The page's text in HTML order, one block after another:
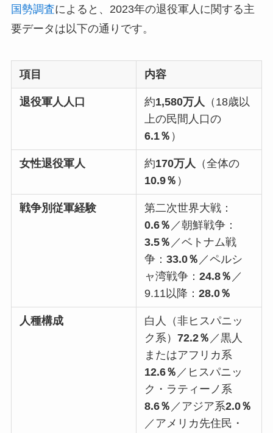
国勢調査によると、2023年の退役軍人に関する主
要データは以下の通りです。
項目 内容
退役軍人人口 約1,580万人
（18歳以
上の民間人口の
6.1％ ）
女性退役軍人 約170万人
（全体の
10.9％ ）
戦争別従軍経験
第二次世界大戦：
0.6％ ／朝鮮戦争：
3.5％ ／ベトナム戦
争：33.0％ ／ペルシ
ャ湾戦争：24.8％ ／
9.11以降：28.0％
人種構成
白人（非ヒスパニッ
ク系）72.2％ ／黒人
またはアフリカ系
12.6％ ／ヒスパニッ
ク・ラティーノ系
8.6％ ／アジア系2.0％
／アメリカ先住民・